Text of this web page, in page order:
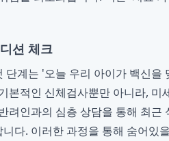
션 체크
단계는 '오늘 우리 아이가 백신을
본적인 신체검사뿐만 아니라,
려인과의 심층 상담을 통해 최
다. 이러한 과정을 통해 숨어있